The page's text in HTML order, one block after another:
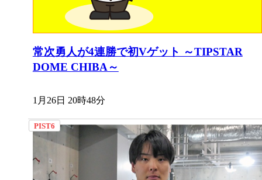
常次勇人が4連勝で初Vゲット ～TIPSTAR
DOME CHIBA～
1月26日 20時48分